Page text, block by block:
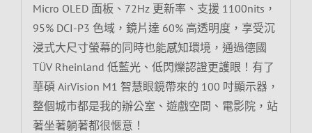
Micro OLED 面板、72Hz 更新率、支援 1100nits，
95% DCI-P3 色域，鏡片達 60% 高透明度，享受沉
浸式大尺寸螢幕的同時也能感知環境，通過德國
TÜV Rheinland 低藍光、低閃爍認證更護眼！有了
華碩 AirVision M1 智慧眼鏡帶來的 100 吋顯示器，
整個城市都是我的辦公室、遊戲空間、電影院，站
著坐著躺著都很愜意！